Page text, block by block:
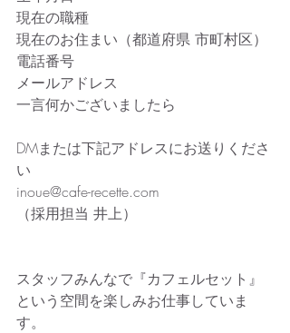
現在の職種
現在のお住まい（都道府県 市町村区）
電話番号
メールアドレス
一言何かございましたら
DMまたは下記アドレスにお送りくださ
い
inoue@cafe-recette.com
（採用担当 井上）
スタッフみんなで『カフェルセット』
という空間を楽しみお仕事していま
す。